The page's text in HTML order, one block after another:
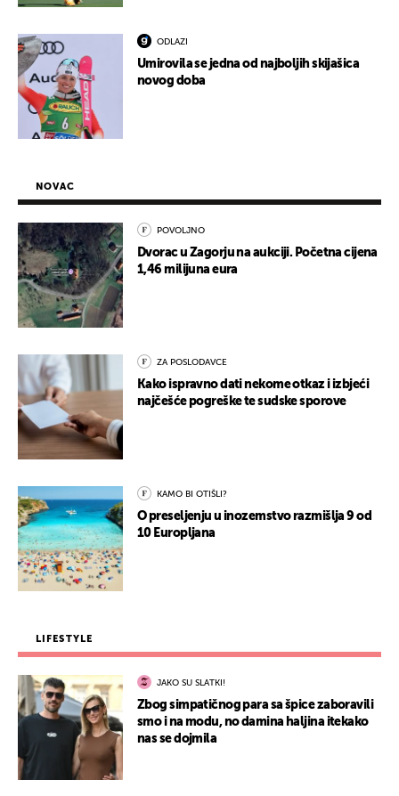
ODLAZI
Umirovila se jedna od najboljih skijašica
novog doba
NOVAC
POVOLJNO
Dvorac u Zagorju na aukciji. Početna cijena
1,46 milijuna eura
ZA POSLODAVCE
Kako ispravno dati nekome otkaz i izbjeći
najčešće pogreške te sudske sporove
KAMO BI OTIŠLI?
O preseljenju u inozemstvo razmišlja 9 od
10 Europljana
LIFESTYLE
JAKO SU SLATKI!
Zbog simpatičnog para sa špice zaboravili
smo i na modu, no damina haljina itekako
nas se dojmila